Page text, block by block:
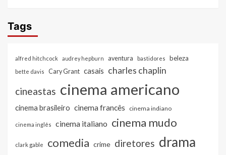
Tags
alfred hitchcock audrey hepburn aventura bastidores beleza
bette davis Cary Grant casais charles chaplin
cineastas cinema americano
cinema brasileiro cinema francês cinema indiano
cinema inglês cinema italiano cinema mudo
clark gable comedia crime diretores drama